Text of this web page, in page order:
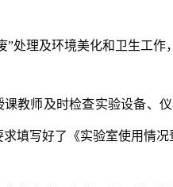
”处理及环境美化和卫生工作
教师及时检查实验设备、
填写好了《实验室使用情况